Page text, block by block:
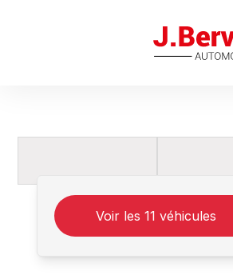
J.Bervas
Voir les 11 véhicules